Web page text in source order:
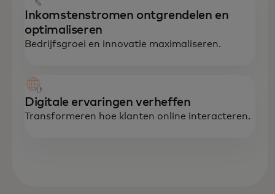
Inkomstenstromen ontgrendelen en
optimaliseren
Bedrijfsgroei en innovatie maximaliseren.
Digitale ervaringen verheffen
Transformeren hoe klanten online interacteren.